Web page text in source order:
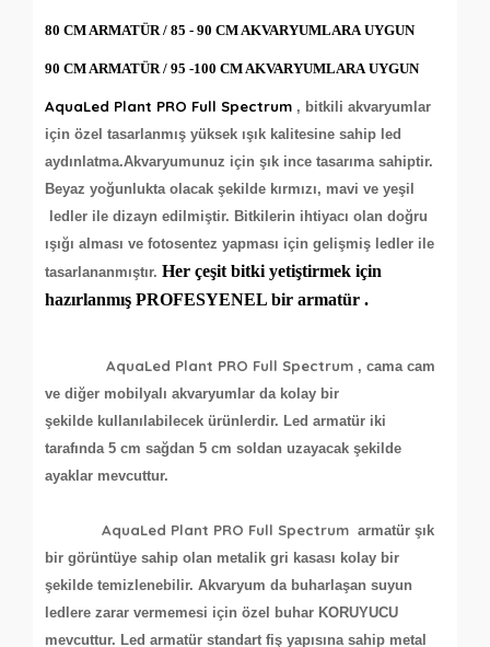
80 CM ARMATÜR / 85 - 90 CM AKVARYUMLARA UYGUN
90 CM ARMATÜR / 95 -100 CM AKVARYUMLARA UYGUN
AquaLed Plant PRO Full Spectrum , bitkili akvaryumlar
için özel tasarlanmış yüksek ışık kalitesine sahip led
aydınlatma.Akvaryumunuz için şık ince tasarıma sahiptir.
Beyaz yoğunlukta olacak şekilde kırmızı, mavi ve yeşil
ledler ile dizayn edilmiştir. Bitkilerin ihtiyacı olan doğru
ışığı alması ve fotosentez yapması için gelişmiş ledler ile
tasarlananmıştır. Her çeşit bitki yetiştirmek için
hazırlanmış PROFESYENEL bir armatür .
AquaLed Plant PRO Full Spectrum , cama cam
ve diğer mobilyalı akvaryumlar da kolay bir
şekilde kullanılabilecek ürünlerdir. Led armatür iki
tarafında 5 cm sağdan 5 cm soldan uzayacak şekilde
ayaklar mevcuttur.
AquaLed Plant PRO Full Spectrum armatür şık
bir görüntüye sahip olan metalik gri kasası kolay bir
şekilde temizlenebilir. Akvaryum da buharlaşan suyun
ledlere zarar vermemesi için özel buhar KORUYUCU
mevcuttur. Led armatür standart fiş yapısına sahip metal